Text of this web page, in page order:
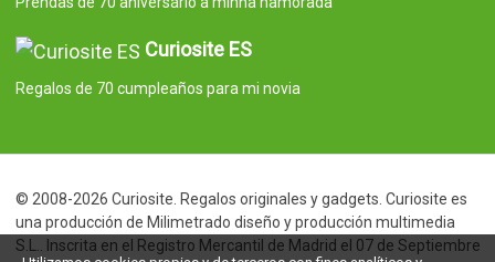
Curiosite ES
Regalos de 70 cumpleaños para mi novia
© 2008-2026 Curiosite. Regalos originales y gadgets. Curiosite es
una producción de Milimetrado diseño y producción multimedia
S.L.. Inscrita en el Registro Mercantil de Madrid el 07 de Septiembre